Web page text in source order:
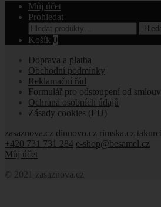
Můj účet
Prohledat
Hledat:
Košík 0
Doprava a platba
Obchodní podmínky
Reklamační řád
Formulář pro odstoupení od
Ochrana osobních údajů
Zásady cookies (EU)
zasaznova.cz dinuovo.cz rimska.cz
+420 731 731 284 e-shop@besamel.cz
Můj účet
© 2021 zasaznova.cz